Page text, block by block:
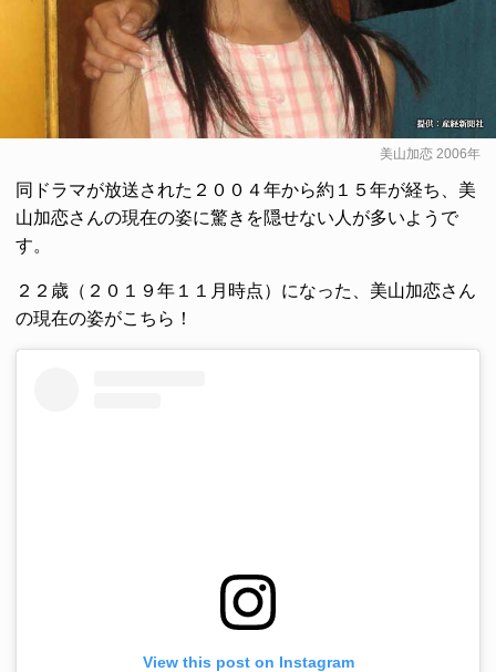
美山加恋 2006年
同ドラマが放送された２００４年から約１５年が経ち、美
山加恋さんの現在の姿に驚きを隠せない人が多いようで
す。
２２歳（２０１９年１１月時点）になった、美山加恋さん
の現在の姿がこちら！
View this post on Instagram